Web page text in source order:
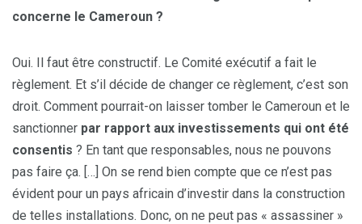
concerne le Cameroun ?
Oui. Il faut être constructif. Le Comité exécutif a fait le
règlement. Et s’il décide de changer ce règlement, c’est son
droit. Comment pourrait-on laisser tomber le Cameroun et le
sanctionner par rapport aux investissements qui ont été
consentis ? En tant que responsables, nous ne pouvons
pas faire ça. […] On se rend bien compte que ce n’est pas
évident pour un pays africain d’investir dans la construction
de telles installations. Donc, on ne peut pas « assassiner »